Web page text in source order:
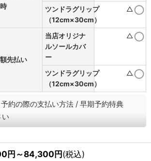
ツンドラグリップ
（12cm×30cm）
△
先払い
当店オリジナ
ルソールカバ
ー
△
ツンドラグリップ
（12cm×30cm）
△
予約の際の支払い方法 / 早期予約特典
い
円～84,300円(税込)